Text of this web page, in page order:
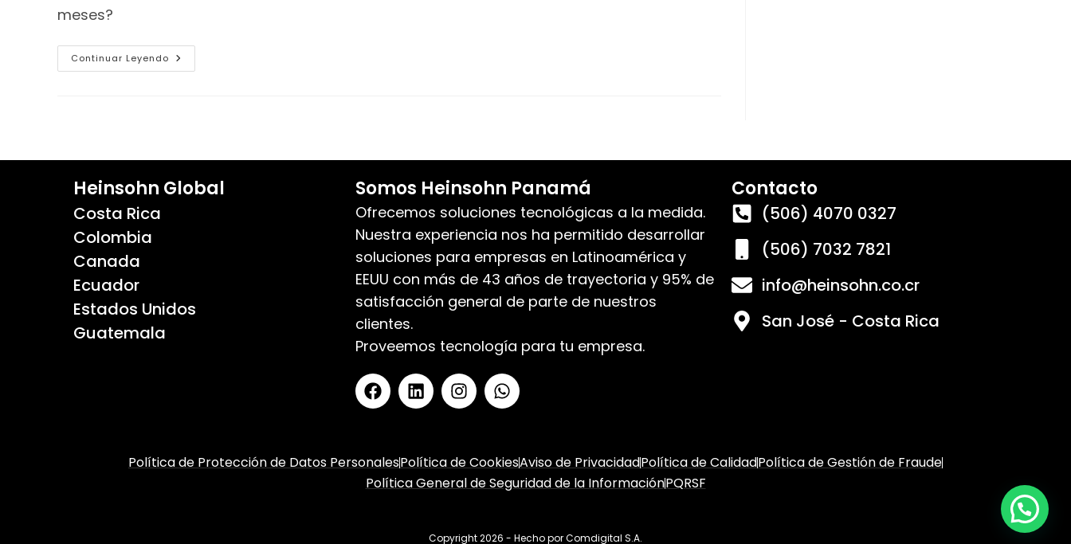
meses?
Continuar Leyendo
Heinsohn Global
Costa Rica
Colombia
Canada
Ecuador
Estados Unidos
Guatemala
Somos Heinsohn Panamá
Ofrecemos soluciones tecnológicas a la medida.
Nuestra experiencia nos ha permitido desarrollar
soluciones para empresas en Latinoamérica y
EEUU con más de 43 años de trayectoria y 95% de
satisfacción general de parte de nuestros
clientes.
Proveemos tecnología para tu empresa.
Contacto
(506) 4070 0327
(506) 7032 7821
info@heinsohn.co.cr
San José - Costa Rica
Política de Protección de Datos PersonalesPolítica de CookiesAviso de PrivacidadPolítica de CalidadPolítica de Gestión de Fraude
Política General de Seguridad de la InformaciónPQRSF
Copyright 2026 - Hecho porComdigital S.A.